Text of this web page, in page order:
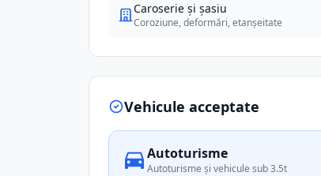
Caroserie și șasiu
Coroziune, deformări, etanșeitate
Vehicule acceptate
Autoturisme
Autoturisme și vehicule sub 3.5t